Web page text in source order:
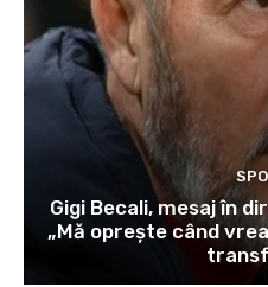
Gigi Becali, mesaj în
„Mă oprește când